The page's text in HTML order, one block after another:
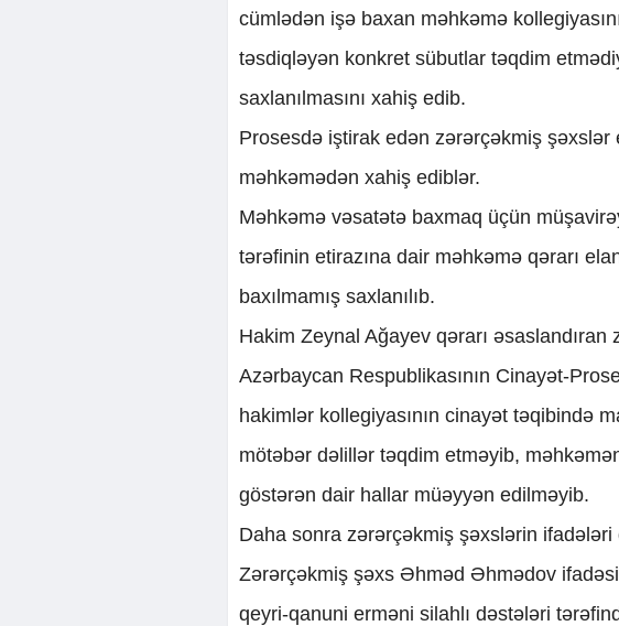
cümlədən işə baxan məhkəmə
təsdiqləyən konkret sübutlar təqdim
saxlanılmasını xahiş edib.
Prosesdə iştirak edən zərərçəkmiş şəxslər
məhkəmədən xahiş ediblər.
Məhkəmə vəsatətə baxmaq üçün
tərəfinin etirazına dair məhkəmə qərarı
baxılmamış saxlanılıb.
Hakim Zeynal Ağayev qərarı
Azərbaycan Respublikasının Cinayət-
hakimlər kollegiyasının cinayət təqibində
mötəbər dəlillər təqdim etməyib,
göstərən dair hallar müəyyən edilməyib.
Daha sonra zərərçəkmiş şəxslərin ifadələri
Zərərçəkmiş şəxs Əhməd Əhmədov
qeyri-qanuni erməni silahlı dəstələri